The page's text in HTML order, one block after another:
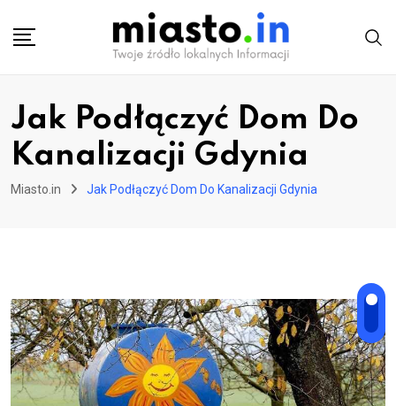
Jak Podłączyć Dom Do
Kanalizacji Gdynia
Miasto.in Jak Podłączyć Dom Do Kanalizacji Gdynia